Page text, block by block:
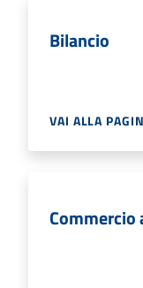
Bilancio
VAI ALLA